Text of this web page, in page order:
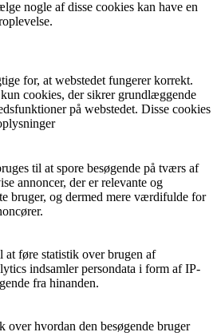
nogle af disse cookies kan have en
for, at webstedet fungerer korrekt.
cookies, der sikrer grundlæggende
på webstedet. Disse cookies
til at spore besøgende på tværs af
annoncer, der er relevante og
bruger, og dermed mere værdifulde for
føre statistik over brugen af
indsamler persondata i form af IP-
fra hinanden.
over hvordan den besøgende bruger